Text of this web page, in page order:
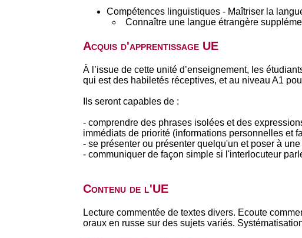
Compétences linguistiques - Maîtriser la
Connaître une langue étrangère
Acquis d'apprentissage UE
À l’issue de cette unité d’enseignement, les
qui est des habiletés réceptives, et au niveau A1
Ils seront capables de :
- comprendre des phrases isolées et des
immédiats de priorité (informations personnelles et
- se présenter ou présenter quelqu'un et poser à
- communiquer de façon simple si l'interlocuteur
Contenu de l'UE
Lecture commentée de textes divers. Ecoute
oraux en russe sur des sujets variés.